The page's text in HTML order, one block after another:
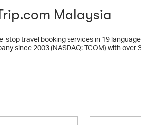
Malaysia
stop travel booking services in 19
since 2003 (NASDAQ: TCOM) with
in the world.